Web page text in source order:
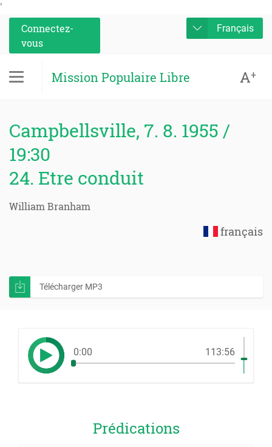
'
Connectez-
vous
Français
Mission Populaire Libre A+
Campbellsville, 7. 8. 1955 /
19:30
24. Etre conduit
William Branham
français
Télécharger MP3
0:00 113:56
Prédications